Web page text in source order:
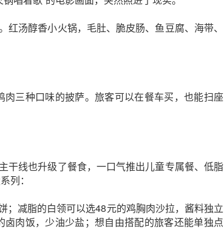
汤醇香小火锅，毛肚、脆皮肠、鱼豆腐、海带、
肉三种口味的披萨。旅客可以在餐车买，也能扫座
干线也升级了餐食，一口气推出儿童专属餐、低脂
列：
；减脂的白领可以选48元的鸡胸肉沙拉，酱料独立
肉饭，少油少盐；想自由搭配的旅客还能单独点